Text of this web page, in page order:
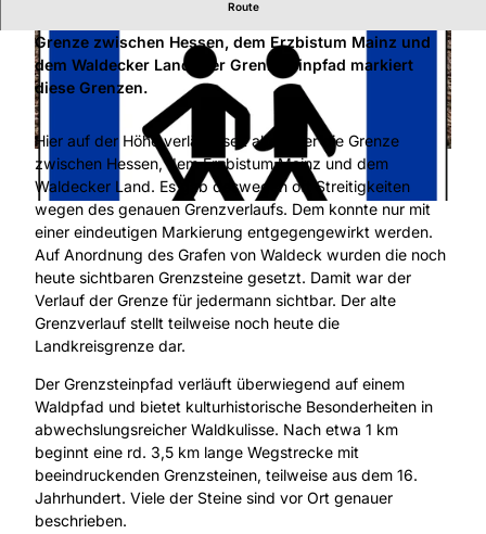
© Naturpark Habichtswald, Claudia Thöne |CC-BY-SA
©CC-BY
Route
Grenze zwischen Hessen, dem Erzbistum Mainz und
dem Waldecker Land. Der Grenzsteinpfad markiert
diese Grenzen.
Hier auf der Höhe verläuft seit alters her die Grenze
zwischen Hessen, dem Erzbistum Mainz und dem
Waldecker Land. Es gab deswegen oft Streitigkeiten
wegen des genauen Grenzverlaufs. Dem konnte nur mit
einer eindeutigen Markierung entgegengewirkt werden.
Auf Anordnung des Grafen von Waldeck wurden die noch
heute sichtbaren Grenzsteine gesetzt. Damit war der
Verlauf der Grenze für jedermann sichtbar. Der alte
Grenzverlauf stellt teilweise noch heute die
Landkreisgrenze dar.
Der Grenzsteinpfad verläuft überwiegend auf einem
Waldpfad und bietet kulturhistorische Besonderheiten in
abwechslungsreicher Waldkulisse. Nach etwa 1 km
beginnt eine rd. 3,5 km lange Wegstrecke mit
beeindruckenden Grenzsteinen, teilweise aus dem 16.
Jahrhundert. Viele der Steine sind vor Ort genauer
beschrieben.